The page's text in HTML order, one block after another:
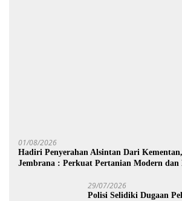
01/08/2026
Hadiri Penyerahan Alsintan Dari
Jembrana : Perkuat Pertanian Modern dan
29/07/2026
Polisi Selidiki Dugaan